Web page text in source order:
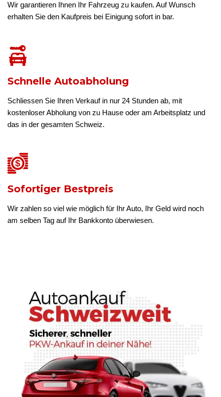
Wir garantieren Ihnen Ihr Fahrzeug zu kaufen. Auf Wunsch
erhalten Sie den Kaufpreis bei Einigung sofort in bar.
Schnelle Autoabholung
Schliessen Sie Ihren Verkauf in nur 24 Stunden ab, mit
kostenloser Abholung von zu Hause oder am Arbeitsplatz und
das in der gesamten Schweiz.
Sofortiger Bestpreis
Wir zahlen so viel wie möglich für Ihr Auto, Ihr Geld wird noch
am selben Tag auf Ihr Bankkonto überwiesen.